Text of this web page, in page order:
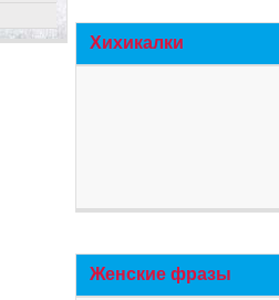
Хихикалки
Женские фразы